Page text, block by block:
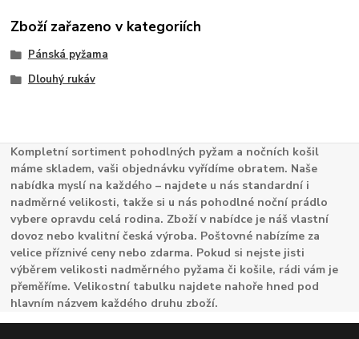
Zboží zařazeno v kategoriích
Pánská pyžama
Dlouhý rukáv
Kompletní sortiment pohodlných pyžam a nočních košil
máme skladem, vaši objednávku vyřídíme obratem. Naše
nabídka myslí na každého – najdete u nás standardní i
nadměrné velikosti, takže si u nás pohodlné noční prádlo
vybere opravdu celá rodina. Zboží v nabídce je náš vlastní
dovoz nebo kvalitní česká výroba. Poštovné nabízíme za
velice příznivé ceny nebo zdarma. Pokud si nejste jisti
výběrem velikosti nadměrného pyžama či košile, rádi vám je
přeměříme. Velikostní tabulku najdete nahoře hned pod
hlavním názvem každého druhu zboží.